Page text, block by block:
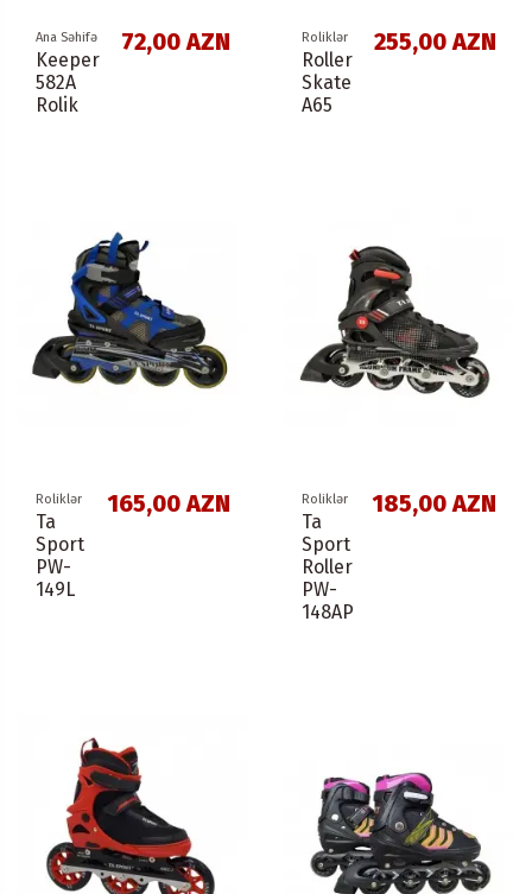
Ana Səhifə
Keeper
582A
Rolik
72,00 AZN Roliklər
Roller
Skate
A65
255,00 AZN
Roliklər
Ta
Sport
PW-
149L
165,00 AZN Roliklər
Ta
Sport
Roller
PW-
148AP
185,00 AZN